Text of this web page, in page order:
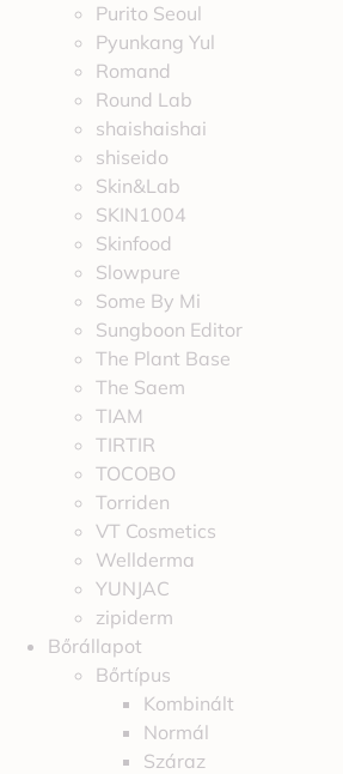
Purito Seoul
Pyunkang Yul
Romand
Round Lab
shaishaishai
shiseido
Skin&Lab
SKIN1004
Skinfood
Slowpure
Some By Mi
Sungboon Editor
The Plant Base
The Saem
TIAM
TIRTIR
TOCOBO
Torriden
VT Cosmetics
Wellderma
YUNJAC
zipiderm
Bőrállapot
Bőrtípus
Kombinált
Normál
Száraz